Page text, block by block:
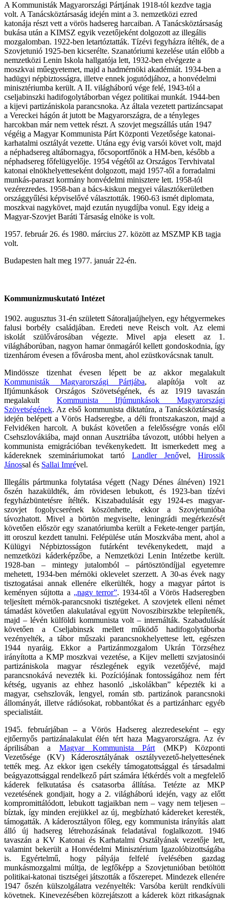
A Kommunisták Magyarországi Pártjának 1918-tól kezdve tagja
volt. A Tanácsköztársaság idején mint a 3. nemzetközi ezred
katonája részt vett a vörös hadsereg harcaiban. A Tanácsköztársaság
bukása után a KIMSZ egyik vezetőjeként dolgozott az illegális
mozgalomban. 1922-ben letartóztatták. Tízévi fegyházra ítélték, de a
Szovjetunió 1925-ben kicserélte. Szanatóriumi kezelése után előbb a
nemzetközi Lenin Iskola hallgatója lett, 1932-ben elvégezte a
moszkvai műegyetemet, majd a hadmérnöki akadémiát. 1934-ben a
hadügyi népbiztosságra, illetve ennek jogutódjához, a honvédelmi
minisztériumba került. A II. világháború vége felé, 1943-tól a
cseljabinszki hadifogolytáborban végez politikai munkát. 1944-ben
a kijevi partizániskola parancsnoka. Az általa vezetett partizáncsapat
a Vereckei hágón át jutott be Magyarországra, de a tényleges
harcokban már nem vettek részt. A szovjet megszállás után 1947
végéig a Magyar Kommunista Párt Központi Vezetősége katonai-
karhatalmi osztályát vezette. Utána egy évig varsói követ volt, majd
a néphadsereg altábornagya, főcsoportfőnök a HM-ben, később a
néphadsereg főfelügyelője. 1954 végétől az Országos Tervhivatal
katonai elnökhelyetteseként dolgozott, majd 1957-től a forradalmi
munkás-paraszt kormány honvédelmi minisztere lett. 1958-tól
vezérezredes. 1958-ban a bács-kiskun megyei választókerületben
országgyűlési képviselővé választották. 1960-63 ismét diplomata,
moszkvai nagykövet, majd ezután nyugdíjba vonul. Egy ideig a
Magyar-Szovjet Baráti Társaság elnöke is volt.
1957. február 26. és 1980. március 27. között az MSZMP KB tagja
volt.
Budapesten halt meg 1977. január 22-én.
Kommunizmuskutató Intézet
1902. augusztus 31-én született Sátoraljaújhelyen, egy hétgyermekes
falusi borbély családjában. Eredeti neve Reisch volt. Az elemi
iskolát szülővárosában végezte. Mivel apja elesett az 1.
világháborúban, nagyon hamar önmagáról kellett gondoskodnia, így
tizenhárom évesen a fővárosba ment, ahol ezüstkovácsnak tanult.
Mindössze tizenhat évesen lépett be az akkor megalakult
Kommunisták Magyarországi Pártjába, alapítója volt az
Ifjúmunkások Országos Szövetségének, és az 1919 tavaszán
megalakult Kommunista Ifjúmunkások Magyarországi
Szövetségének. Az első kommunista diktatúra, a Tanácsköztársaság
idején belépett a Vörös Hadseregbe, a déli frontszakaszon, majd a
Felvidéken harcolt. A bukást követően a felelősségre vonás elől
Csehszlovákiába, majd onnan Ausztriába távozott, utóbbi helyen a
kommunista emigrációban tevékenykedett. Itt ismerkedett meg a
kádereknek szemináriumokat tartó Landler Jenővel, Hirossik
Jánossal és Sallai Imrével.
Illegális pártmunka folytatása végett (Nagy Dénes álnéven) 1921
őszén hazaküldték, ám rövidesen lebukott, és 1923-ban tízévi
fegyházbüntetésre ítélték. Kiszabadulását egy 1924-es magyar-
szovjet fogolycserének köszönhette, ekkor a Szovjetunióba
távozhatott. Mivel a börtön megviselte, leningrádi megérkezését
követően először egy szanatóriumba került a Fekete-tenger partján,
itt oroszul kezdett tanulni. Felépülése után Moszkvába ment, ahol a
Külügyi Népbiztosságon futárként tevékenykedett, majd a
nemzetközi káderképzőbe, a Nemzetközi Lenin Intézetbe került.
1928-ban – mintegy jutalomból – pártösztöndíjjal egyetemre
mehetett, 1934-ben mérnöki oklevelet szerzett. A 30-as évek nagy
tisztogatásai annak ellenére elkerülték, hogy a magyar pártot is
keményen sújtotta a „nagy terror”. 1934-től a Vörös Hadseregben
teljesített mérnök-parancsnoki tisztégeket. A szovjetek elleni német
támadást követően alakulatával együtt Novoszibirszkbe telepítették,
majd – lévén külföldi kommunista volt – internálták. Szabadulását
követően a Cseljabinszk mellett működő hadifogolytáborba
vezényelték, a tábor műszaki parancsnokhelyettese lett, egészen
1944 nyaráig. Ekkor a Partizánmozgalom Ukrán Törzséhez
irányította a KMP moszkvai vezetése, a Kijev melletti szvjatosinói
partizániskola magyar részlegének egyik vezetőjévé, majd
parancsnokává nevezték ki. Pozíciójának fontosságához nem fért
kétség, ugyanis az ehhez hasonló „iskolákban” képezték ki a
magyar, csehszlovák, lengyel, román stb. partizánok parancsnoki
állományát, illetve rádiósokat, robbantókat és a partizánharc egyéb
specialistáit.
1945. februárjában – a Vörös Hadsereg alezredeseként – egy
ejtőernyős partizánalakulat élén tért haza Magyarországra. Az év
áprilisában a Magyar Kommunista Párt (MKP) Központi
Vezetősége (KV) Káderosztályának osztályvezető-helyettesének
tették meg. Az ekkor igen csekély támogatottsággal és társadalmi
beágyazottsággal rendelkező párt számára létkérdés volt a megfelelő
káderek felkutatása és csatasorba állítása. Tetézte az MKP
vezetésének gondjait, hogy a 2. világháború idején, vagy az előtt
kompromittálódott, lebukott tagjaikban nem – vagy nem teljesen –
bíztak, így minden erejükkel az új, megbízható kádereket keresték,
támogatták. A káderosztályon főleg, egy kommunista irányítás alatt
álló új hadsereg létrehozásának feladatával foglalkozott. 1946
tavaszán a KV Katonai és Karhatalmi Osztályának vezetője lett,
valamint bekerült a Honvédelmi Minisztérium Igazolóbizottságába
is. Egyértelmű, hogy pályája felfelé ívelésében gazdag
munkásmozgalmi múltja, de legfőképp a Szovjetunióban betöltött
politikai-katonai tisztségei játszották a főszerepet. Mindezek ellenére
1947 őszén külszolgálatra vezényelték: Varsóba került rendkívüli
követnek. Kinevezésében közrejátszott a káderek közt ritkaságnak